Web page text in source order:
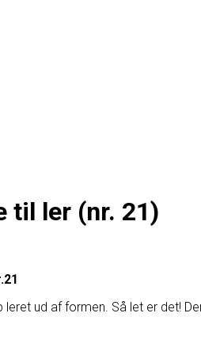
til ler (nr. 21)
ud af formen. Så let er det!